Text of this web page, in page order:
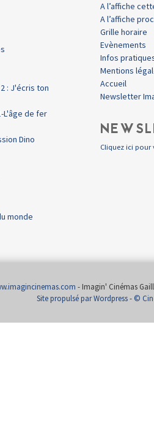
: J'écris ton
L'âge de fer
Dino
monde
A l’affiche
A l’affiche
Grille horaire
Evènements
Infos
Mentions
Accueil
Newsletter
Cliquez ici pour
- Imagin' Cinémas
Site propulsé par Wordpress- ©